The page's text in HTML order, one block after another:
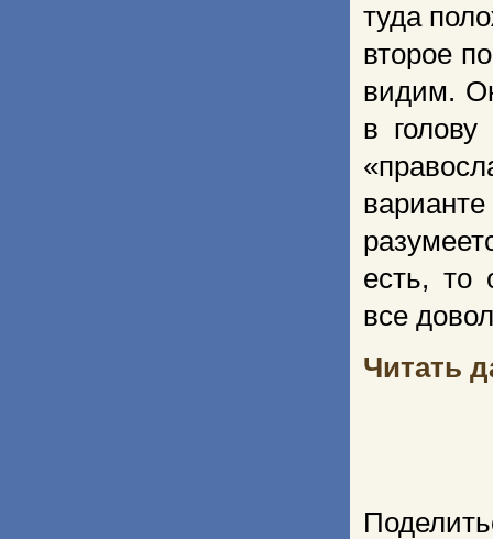
туда
второе
видим.
в голову
варианте
есть, то
все
Читать